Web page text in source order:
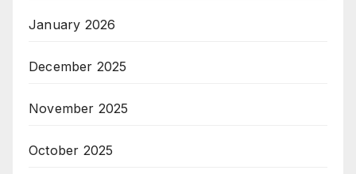
January 2026
December 2025
November 2025
October 2025